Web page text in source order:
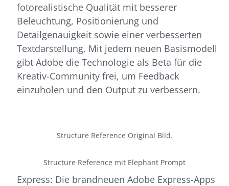
fotorealistische Qualität mit besserer
Beleuchtung, Positionierung und
Detailgenauigkeit sowie einer verbesserten
Textdarstellung. Mit jedem neuen Basismodell
gibt Adobe die Technologie als Beta für die
Kreativ-Community frei, um Feedback
einzuholen und den Output zu verbessern.
Structure Reference Original Bild.
Structure Reference mit Elephant Prompt
Express: Die brandneuen Adobe Express-Apps